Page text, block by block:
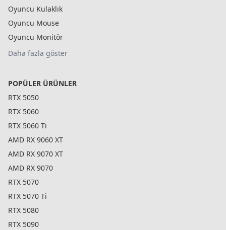
Oyuncu Kulaklık
Oyuncu Mouse
Oyuncu Monitör
Daha fazla göster
POPÜLER ÜRÜNLER
RTX 5050
RTX 5060
RTX 5060 Ti
AMD RX 9060 XT
AMD RX 9070 XT
AMD RX 9070
RTX 5070
RTX 5070 Ti
RTX 5080
RTX 5090